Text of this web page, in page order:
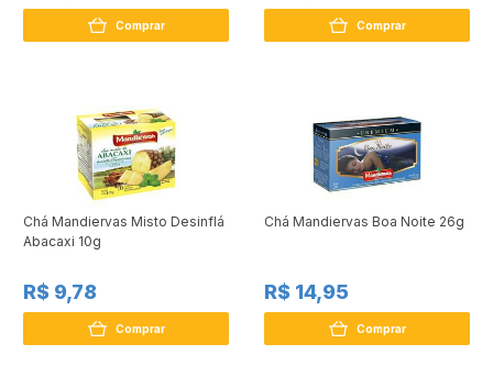
Comprar Comprar
Chá Mandiervas Misto Desinflá
Abacaxi 10g
R$ 9,78
Comprar
Chá Mandiervas Boa Noite 26g
R$ 14,95
Comprar